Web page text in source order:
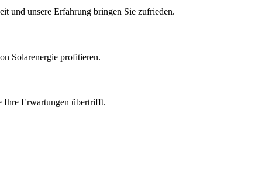
und unsere Erfahrung bringen Sie zufrieden.
Solarenergie profitieren.
Ihre Erwartungen übertrifft.